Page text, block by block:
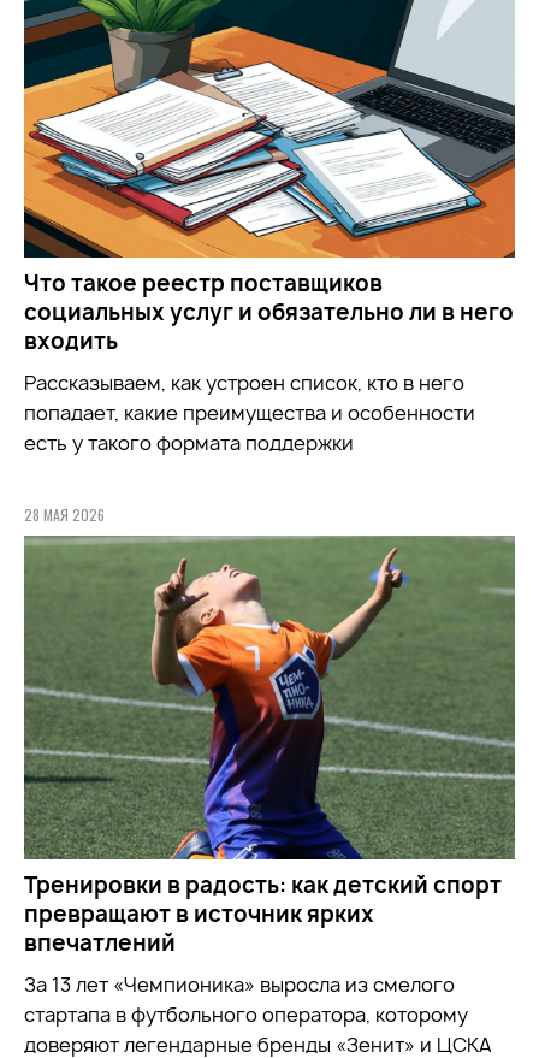
Что такое реестр поставщиков
социальных услуг и обязательно ли в него
входить
Рассказываем, как устроен список, кто в него
попадает, какие преимущества и особенности
есть у такого формата поддержки
28 МАЯ 2026
Тренировки в радость: как детский спорт
превращают в источник ярких
впечатлений
За 13 лет «Чемпионика» выросла из смелого
стартапа в футбольного оператора, которому
доверяют легендарные бренды «Зенит» и ЦСКА